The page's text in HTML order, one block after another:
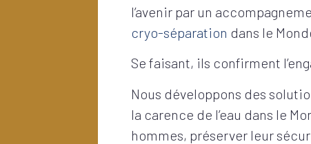
l’avenir par un
cryo-séparation dans le
Se faisant, ils confirment
Nous développons des
la carence de l’eau dans le
hommes, préserver leur